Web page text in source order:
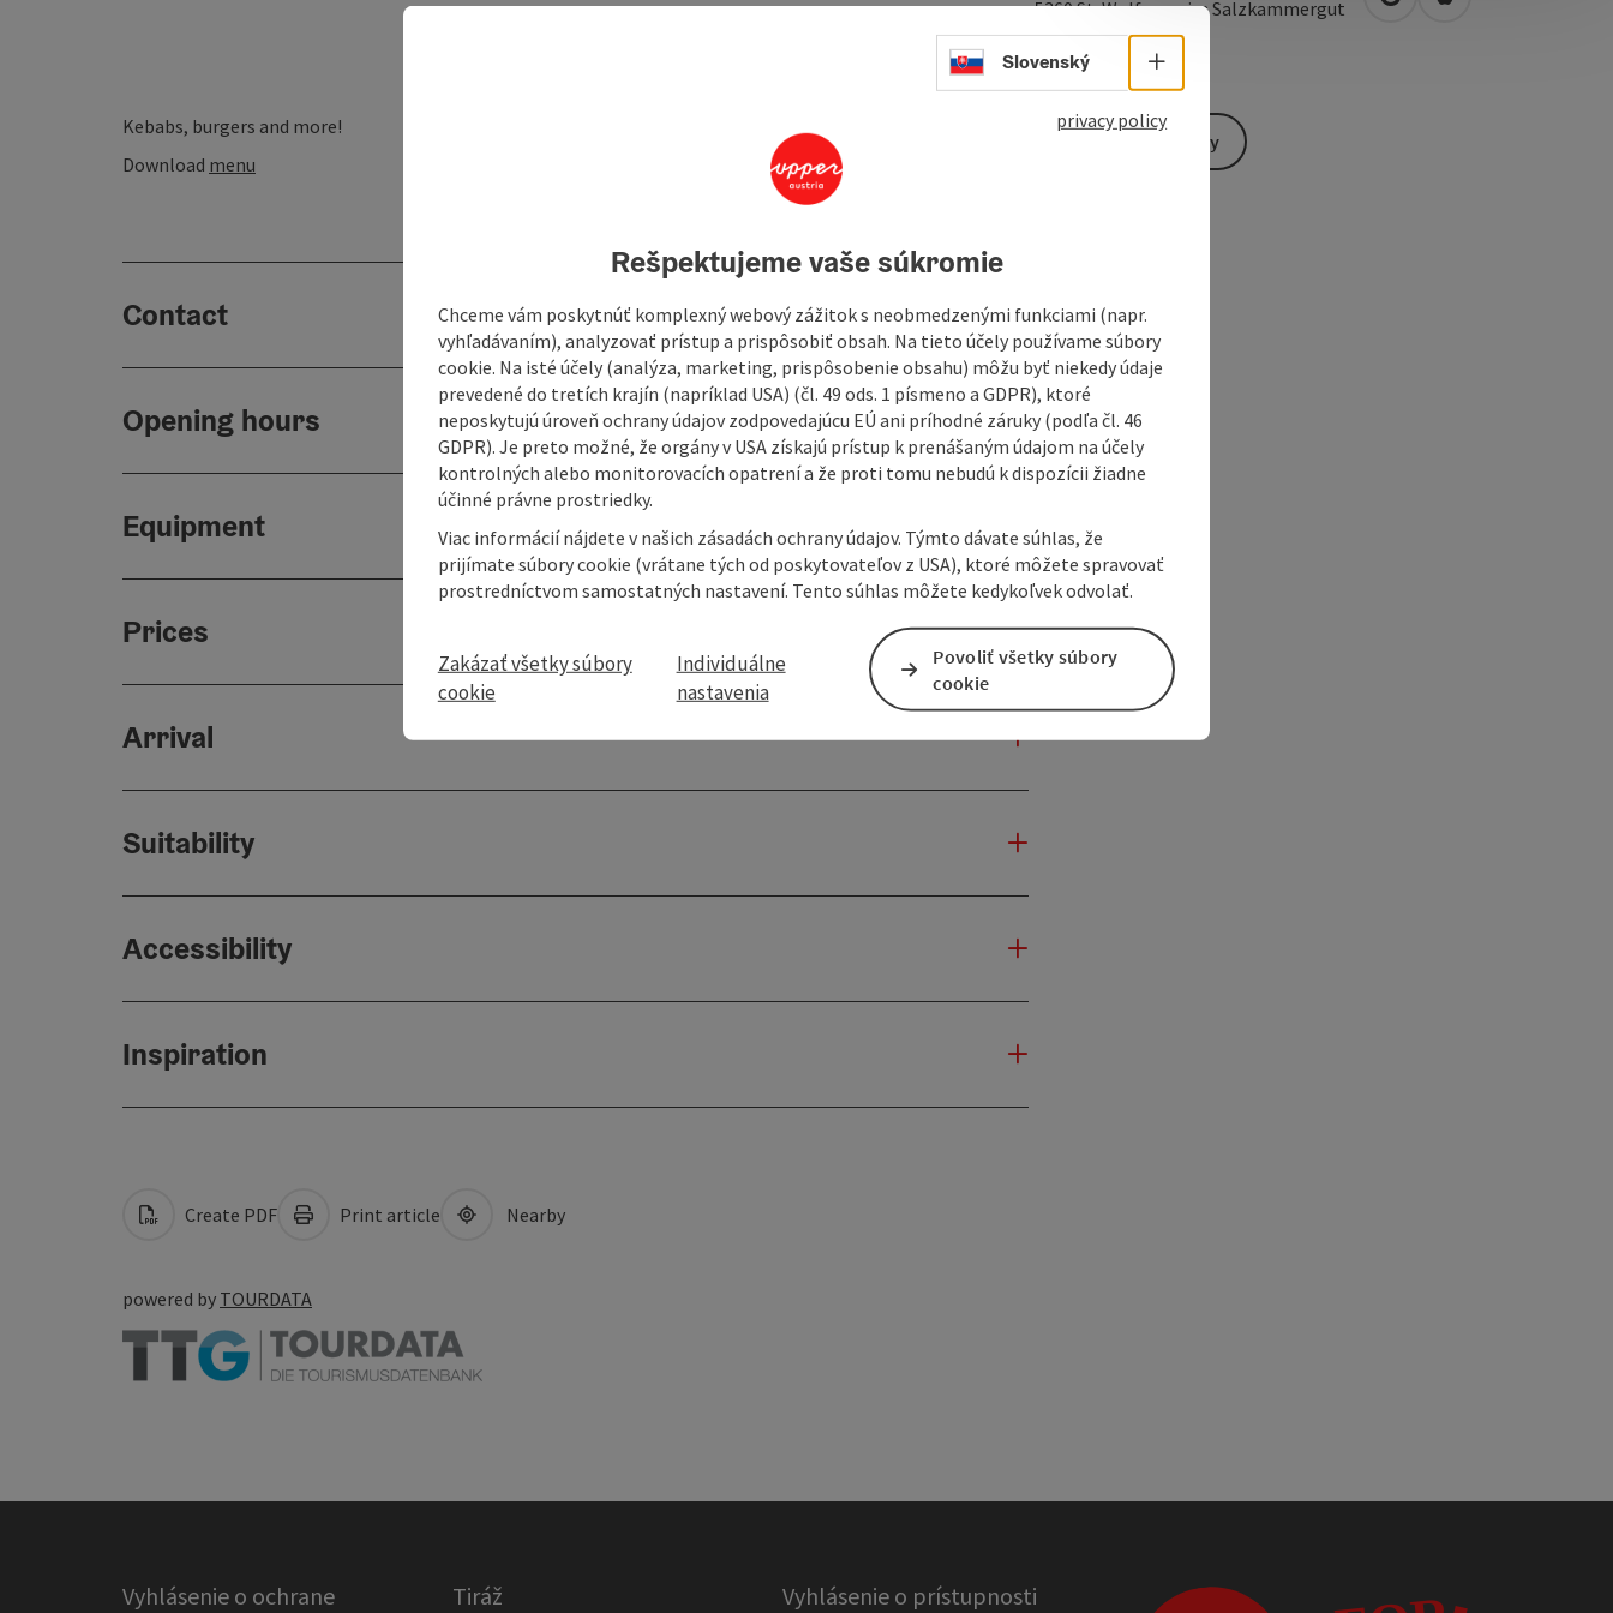
5360St. Wolfgang im Salzkammergut open in Google Maps
Open in Apple
Kebabs, burgers and more!
Download menu
Contact
Opening hours
Equipment
Prices
Arrival
Suitability
Accessibility
Inspiration
Send inquiry
Create PDF Print article Nearby
powered by TOURDATA
Vyhlásenie o ochrane Tiráž Vyhlásenie o prístupnosti
Select language - Open menu
Slovenský
privacy policy
Rešpektujeme vaše súkromie
Chceme vám poskytnúť komplexný webový zážitok s neobmedzenými funkciami (napr.
vyhľadávaním), analyzovať prístup a prispôsobiť obsah. Na tieto účely používame súbory
cookie. Na isté účely (analýza, marketing, prispôsobenie obsahu) môžu byť niekedy údaje
prevedené do tretích krajín (napríklad USA) (čl. 49 ods. 1 písmeno a GDPR), ktoré
neposkytujú úroveň ochrany údajov zodpovedajúcu EÚ ani príhodné záruky (podľa čl. 46
GDPR). Je preto možné, že orgány v USA získajú prístup k prenášaným údajom na účely
kontrolných alebo monitorovacích opatrení a že proti tomu nebudú k dispozícii žiadne
účinné právne prostriedky.
Viac informácií nájdete v našich zásadách ochrany údajov. Týmto dávate súhlas, že
prijímate súbory cookie (vrátane tých od poskytovateľov z USA), ktoré môžete spravovať
prostredníctvom samostatných nastavení. Tento súhlas môžete kedykoľvek odvolať.
Zakázať všetky súbory
cookie
Individuálne
nastavenia
Povoliť všetky súbory
cookie